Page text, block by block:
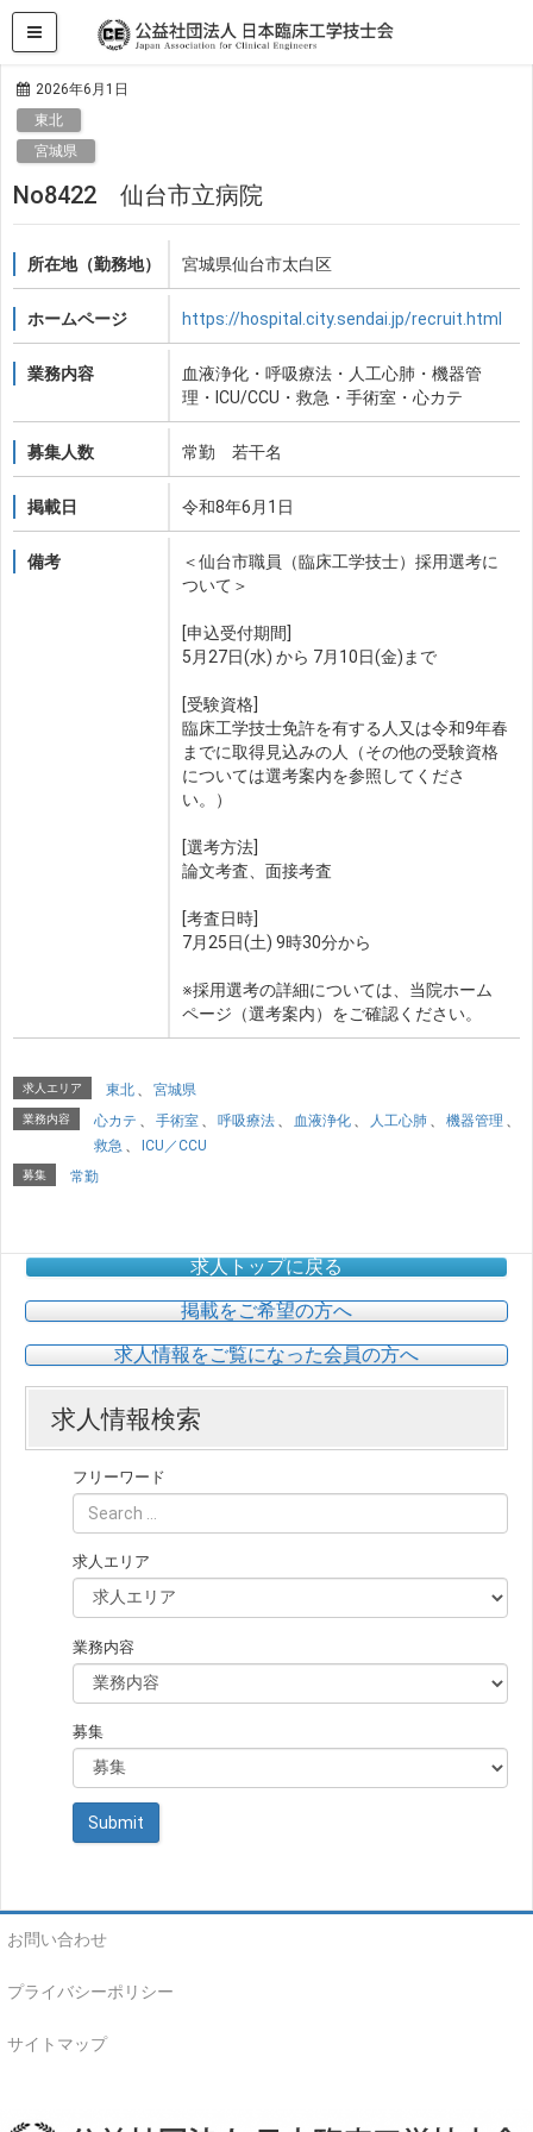
HOME 求人・求職情報 東北 No8422 仙台市立病院
2026年6月1日
東北
宮城県
No8422 仙台市立病院
所在地（勤務地） 宮城県仙台市太白区
ホームページ https://hospital.city.sendai.jp/recruit.html
業務内容
血液浄化・呼吸療法・人工心肺・機器管
理・ICU/CCU・救急・手術室・心カテ
募集人数 常勤 若干名
掲載日 令和8年6月1日
備考
＜仙台市職員（臨床工学技士）採用選考に
ついて＞
[申込受付期間]
5月27日(水) から 7月10日(金)まで
[受験資格]
臨床工学技士免許を有する人又は令和9年春
までに取得見込みの人（その他の受験資格
については選考案内を参照してくださ
い。）
[選考方法]
論文考査、面接考査
[考査日時]
7月25日(土) 9時30分から
※採用選考の詳細については、当院ホーム
ページ（選考案内）をご確認ください。
求人エリア 東北 宮城県
業務内容 心カテ 手術室 呼吸療法 血液浄化 人工心肺 機器管理
救急
ICU／CCU
募集 常勤
求人トップに戻る
掲載をご希望の方へ
求人情報をご覧になった会員の方へ
求人情報検索
フリーワード
求人エリア
業務内容
募集
お問い合わせ
プライバシーポリシー
サイトマップ